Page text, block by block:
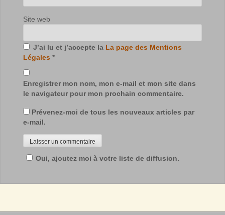
Site web
J’ai lu et j’accepte la La page des Mentions
Légales *
Enregistrer mon nom, mon e-mail et mon site dans
le navigateur pour mon prochain commentaire.
Prévenez-moi de tous les nouveaux articles par
e-mail.
Oui, ajoutez moi à votre liste de diffusion.